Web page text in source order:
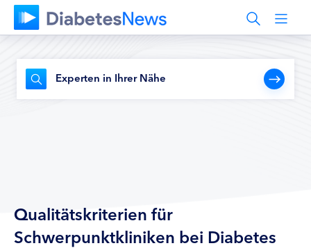
Experten in Ihrer Nähe
Qualitätskriterien für
Schwerpunktkliniken bei Diabetes